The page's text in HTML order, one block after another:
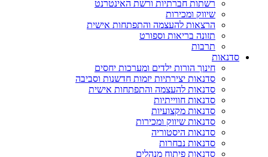
רשתות חברתיות ורשת האינטרנט
שיווק ומכירות
הרצאות להעצמה והתפתחות אישית
תזונה בריאות וספורט
תרבות
סדנאות
חינוך הורות ילדים ומערכות יחסים
סדנאות יצירתיות יזמות חדשנות וסביבה
סדנאות להעצמה והתפתחות אישית
סדנאות חווייתיות
סדנאות מקצועיות
סדנאות שיווק ומכירות
סדנאות היסטוריה
סדנאות נבחרות
סדנאות פיתוח מנהלים